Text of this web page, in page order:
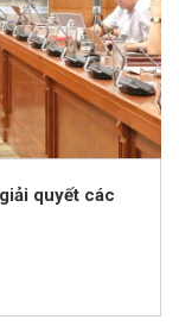
quyết các